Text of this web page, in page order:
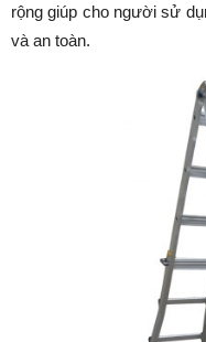
rộng giúp cho người sử
và an toàn.